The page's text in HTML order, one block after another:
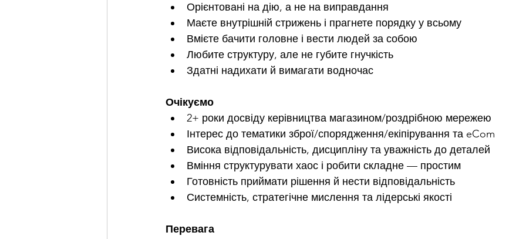
Орієнтовані на дію, а не на виправдання
Маєте внутрішній стрижень і прагнете порядку у всьому
Вмієте бачити головне і вести людей за собою
Любите структуру, але не губите гнучкість
Здатні надихати й вимагати водночас
Очікуємо
2+ роки досвіду керівництва магазином/роздрібною мережею
Інтерес до тематики зброї/спорядження/екіпірування та eCom
Висока відповідальність, дисципліну та уважність до деталей
Вміння структурувати хаос і робити складне — простим
Готовність приймати рішення й нести відповідальність
Системність, стратегічне мислення та лідерські якості
Перевага